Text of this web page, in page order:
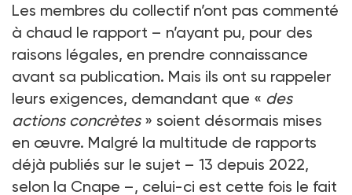
Les membres du collectif n’ont pas commenté
à chaud le rapport – n’ayant pu, pour des
raisons légales, en prendre connaissance
avant sa publication. Mais ils ont su rappeler
leurs exigences, demandant que « des
actions concrètes » soient désormais mises
en œuvre. Malgré la multitude de rapports
déjà publiés sur le sujet – 13 depuis 2022,
selon la Cnape –, celui-ci est cette fois le fait